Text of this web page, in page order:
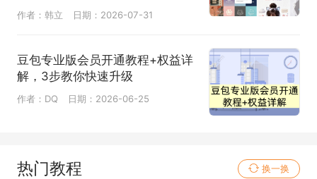
作者：韩立 日期：2026-07-31
豆包专业版会员开通教程+权益详
解，3步教你快速升级
作者：DQ 日期：2026-06-25
热门教程 换一换